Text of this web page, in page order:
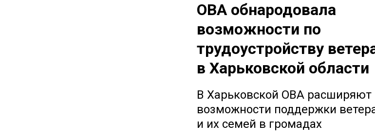
ОВА обнародовала
возможности по
трудоустройству
в Харьковской области
В Харьковской ОВА расширяют
возможности поддержки
и их семей в громадах